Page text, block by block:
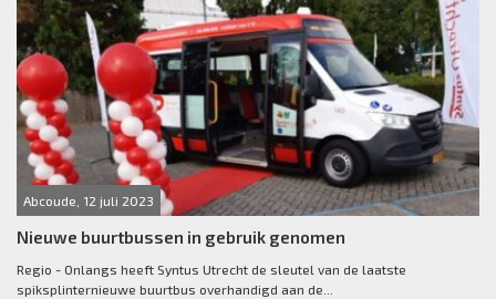
Abcoude, 12 juli 2023
Nieuwe buurtbussen in gebruik genomen
Regio - Onlangs heeft Syntus Utrecht de sleutel van de laatste
spiksplinternieuwe buurtbus overhandigd aan de...